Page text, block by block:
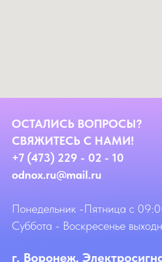
ОСТАЛИСЬ ВОПРОСЫ?
СВЯЖИТЕСЬ С НАМИ!
+7 (473) 229 - 02 - 10
odnox.ru@mail.ru
Понедельник -Пятница с
Суббота - Воскресенье
г. Воронеж,